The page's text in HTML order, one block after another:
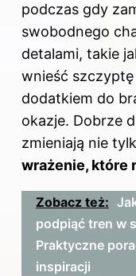
podczas gdy
swobodnego
detalami, takie
wnieść szczyptę
dodatkiem do
okazje. Dobrze
zmieniają nie
wrażenie, które
Zobacz też:
podpiąć tren w
Praktyczne
inspiracji